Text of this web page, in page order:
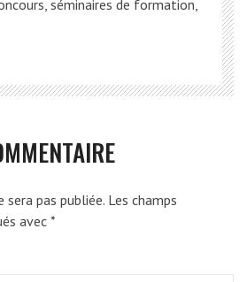
séminaires de formation,
sera pas publiée. Les champs
avec *